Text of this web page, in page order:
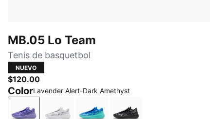
MB.05 Lo Team
Tenis de basquetbol
NUEVO
$120.00
ColorLavender Alert-Dark Amethyst